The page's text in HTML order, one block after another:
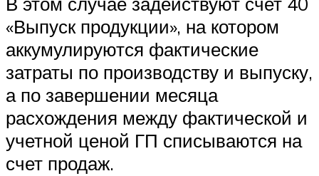
«Выпуск продукции», на котором
аккумулируются фактические
затраты по производству и выпуску,
а по завершении месяца
расхождения между фактической и
учетной ценой ГП списываются на
счет продаж.